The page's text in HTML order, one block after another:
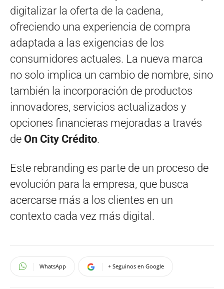
digitalizar la oferta de la cadena,
ofreciendo una experiencia de compra
adaptada a las exigencias de los
consumidores actuales. La nueva marca
no solo implica un cambio de nombre, sino
también la incorporación de productos
innovadores, servicios actualizados y
opciones financieras mejoradas a través
de On City Crédito.
Este rebranding es parte de un proceso de
evolución para la empresa, que busca
acercarse más a los clientes en un
contexto cada vez más digital.
WhatsApp + Seguinos en Google